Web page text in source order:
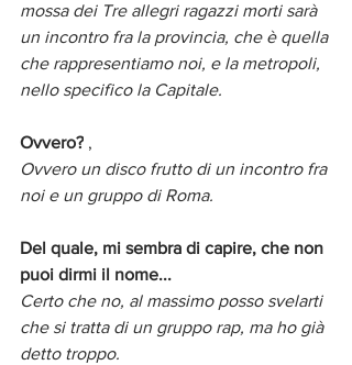
mossa dei Tre allegri ragazzi morti sarà
un incontro fra la provincia, che è quella
che rappresentiamo noi, e la metropoli,
nello specifico la Capitale.
Ovvero? ,
Ovvero un disco frutto di un incontro fra
noi e un gruppo di Roma.
Del quale, mi sembra di capire, che non
puoi dirmi il nome...
Certo che no, al massimo posso svelarti
che si tratta di un gruppo rap, ma ho già
detto troppo.